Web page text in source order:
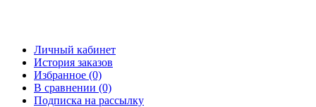
Личный кабинет
История заказов
Избранное (0)
В сравнении (0)
Подписка на рассылку